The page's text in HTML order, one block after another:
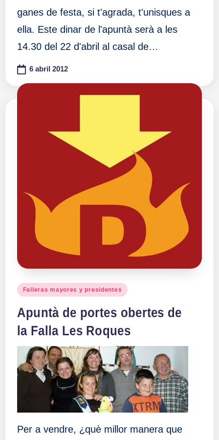
ganes de festa, si t'agrada, t'unisques a
ella. Este dinar de l'apuntà serà a les
14.30 del 22 d'abril al casal de…
6 abril 2012
Publicado
Falleras mayores y presidentes
Apuntà de portes obertes de
la Falla Les Roques
Per a vendre, ¿què millor manera que